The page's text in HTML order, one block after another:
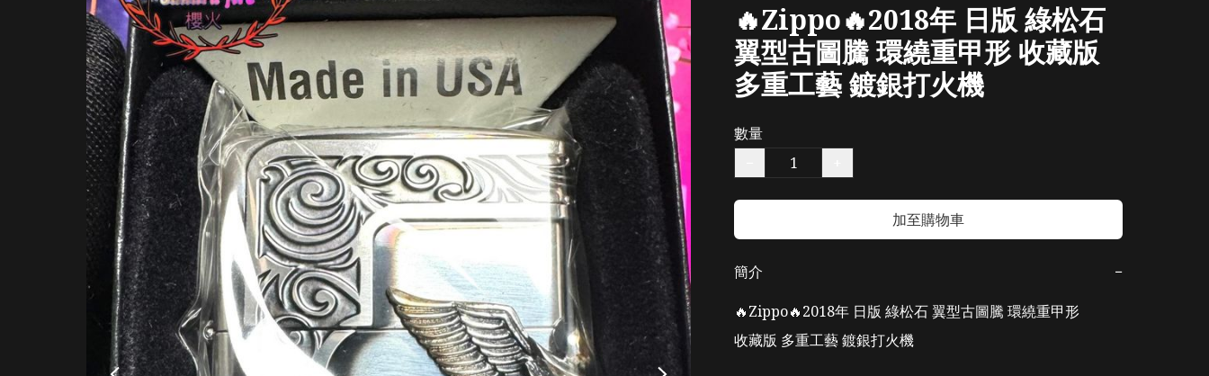
🔥Zippo🔥2018年 日版 綠松石
翼型古圖騰 環繞重甲形 收藏版
多重工藝 鍍銀打火機
數量
加至購物車
簡介
−
🔥Zippo🔥2018年 日版 綠松石 翼型古圖騰 環繞重甲形
收藏版 多重工藝 鍍銀打火機